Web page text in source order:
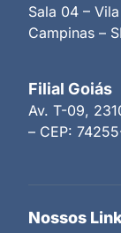
Sala 04 –
Campinas –
Filial Goiás
Av. T-09,
– CEP: